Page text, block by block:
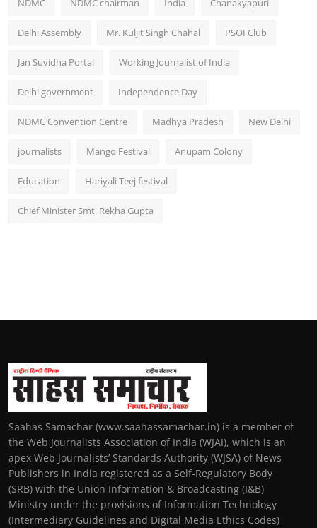
NDMC NDMC chairman India Chanakyapuri
Delhi Assembly Mr. Kuljit Singh Chahal PSOI Club
Jan Suvidha Portal Working Journalist of India
Delhi government Independence Day
NDMC Convention Centre Madhya Pradesh New Delhi
journalists Mango Festival Anupam Colony
Education Hariyali Teej festival
Chief Minister Smt. Rekha Gupta
Saahas Samachar (www.saahassamachar.in) is a member of
the Web Journalists Association of India (WJAI), which is an
apex Web Journalists’ Standards Authority (WJSA) of News
Publishers in India registered as a Self-Regulatory Body
(SRB) with the Union Information & Broadcasting (I&B)
Ministry under the provisions of Information Technology
(Intermediary Guidelines and Digital Media Ethics Codes)